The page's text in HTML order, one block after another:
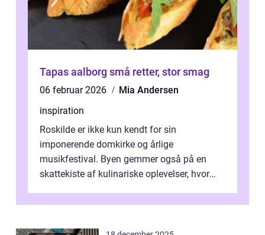
Tapas aalborg små retter, stor smag
06 februar 2026
Mia Andersen
inspiration
Roskilde er ikke kun kendt for sin
imponerende domkirke og årlige
musikfestival. Byen gemmer også på en
skattekiste af kulinariske oplevelser, hvor